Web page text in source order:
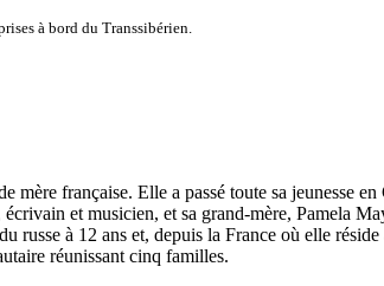
à bord du Transsibérien.
française. Elle a passé toute sa jeunesse
et musicien, et sa grand-mère, Pamela
russe à 12 ans et, depuis la France où elle
réunissant cinq familles.